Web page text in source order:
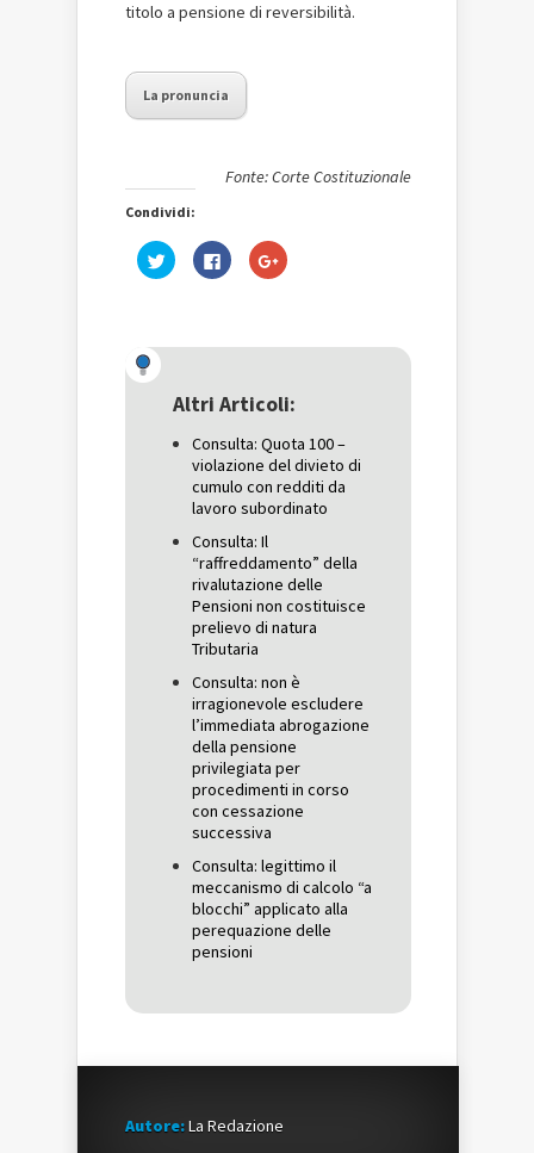
titolo a pensione di reversibilità.
La pronuncia
Fonte: Corte Costituzionale
Condividi:
Fai
clic
una
nuova
Fai
clic
nuova
finestra)
Fai
clic
una
nuova
Altri Articoli:
Consulta: Quota 100 –
violazione del divieto di
cumulo con redditi da
lavoro subordinato
Consulta: Il
“raffreddamento” della
rivalutazione delle
Pensioni non costituisce
prelievo di natura
Tributaria
Consulta: non è
irragionevole escludere
l’immediata abrogazione
della pensione
privilegiata per
procedimenti in corso
con cessazione
successiva
Consulta: legittimo il
meccanismo di calcolo “a
blocchi” applicato alla
perequazione delle
pensioni
Autore:La Redazione